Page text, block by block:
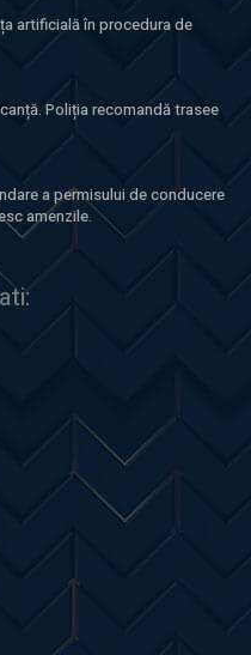
artificială în procedura de
Poliția recomandă trasee
a permisului de conducere
amenzile.